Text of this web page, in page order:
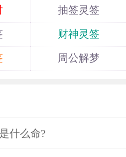
抽签灵签
财神灵签
周公解梦
什么命?